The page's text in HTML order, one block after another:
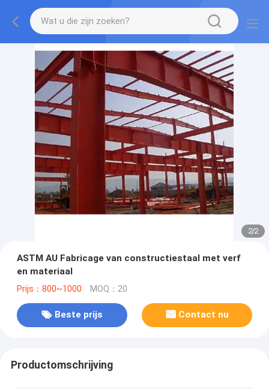
2/2
ASTM AU Fabricage van constructiestaal met verf
en materiaal
Prijs：800~1000 MOQ：20
Beste prijs Contact nu
Productomschrijving